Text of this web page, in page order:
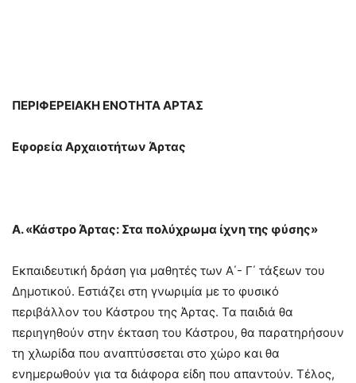
ΠΕΡΙΦΕΡΕΙΑΚΗ ΕΝΟΤΗΤΑ ΑΡΤΑΣ
Εφορεία Αρχαιοτήτων Άρτας
Α. «Κάστρο Άρτας: Στα πολύχρωμα ίχνη της φύσης»
Εκπαιδευτική δράση για μαθητές των Α΄- Γ΄ τάξεων του
Δημοτικού. Εστιάζει στη γνωριμία με το φυσικό
περιβάλλον του Κάστρου της Άρτας. Τα παιδιά θα
περιηγηθούν στην έκταση του Κάστρου, θα παρατηρήσουν
τη χλωρίδα που αναπτύσσεται στο χώρο και θα
ενημερωθούν για τα διάφορα είδη που απαντούν. Τέλος,